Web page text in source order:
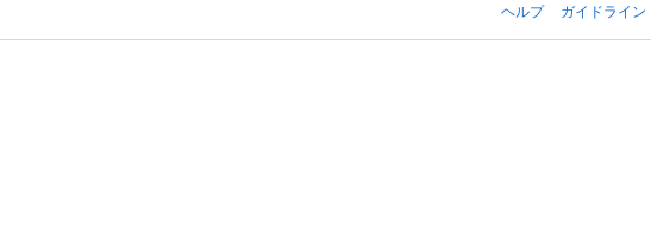
ヘルプ
ガイドライン